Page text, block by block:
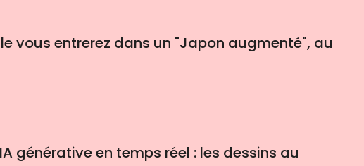
vous entrerez dans un "Japon augmenté", au
générative en temps réel : les dessins au